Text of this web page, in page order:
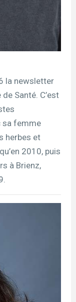
la newsletter
Santé. C’est
sa femme
herbes et
2010, puis
à Brienz,